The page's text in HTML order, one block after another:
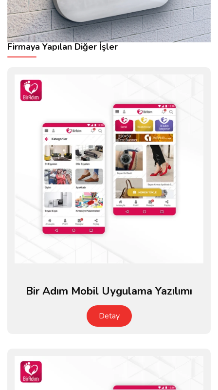
Firmaya Yapılan Diğer İşler
Bir Adım Mobil Uygulama Yazılımı
Detay